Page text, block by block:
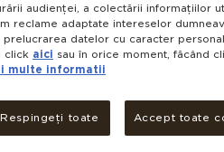
Oferă
audienței, a colectării informațiilor
reclame adaptate intereselor
datelor cu caracter
click aici sau în orice moment, făcând
multe informatii
Respingeți toate Accept toate